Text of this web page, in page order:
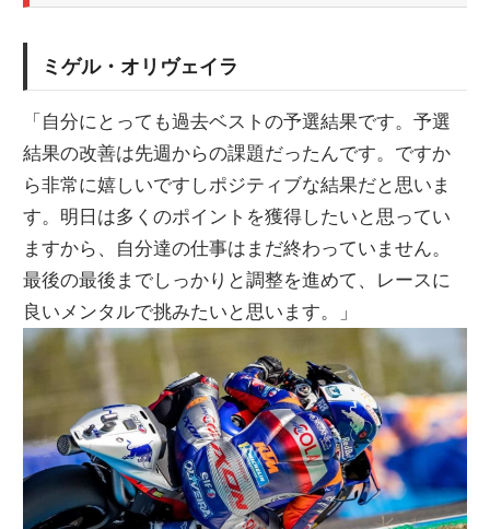
ミゲル・オリヴェイラ
「自分にとっても過去ベストの予選結果です。予選
結果の改善は先週からの課題だったんです。ですか
ら非常に嬉しいですしポジティブな結果だと思いま
す。明日は多くのポイントを獲得したいと思ってい
ますから、自分達の仕事はまだ終わっていません。
最後の最後までしっかりと調整を進めて、レースに
良いメンタルで挑みたいと思います。」